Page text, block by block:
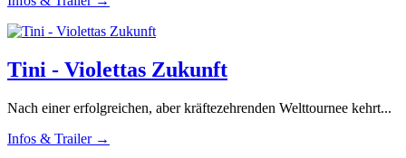
Tini - Violettas Zukunft
Nach einer erfolgreichen, aber kräftezehrenden Welttournee kehrt...
Infos & Trailer →